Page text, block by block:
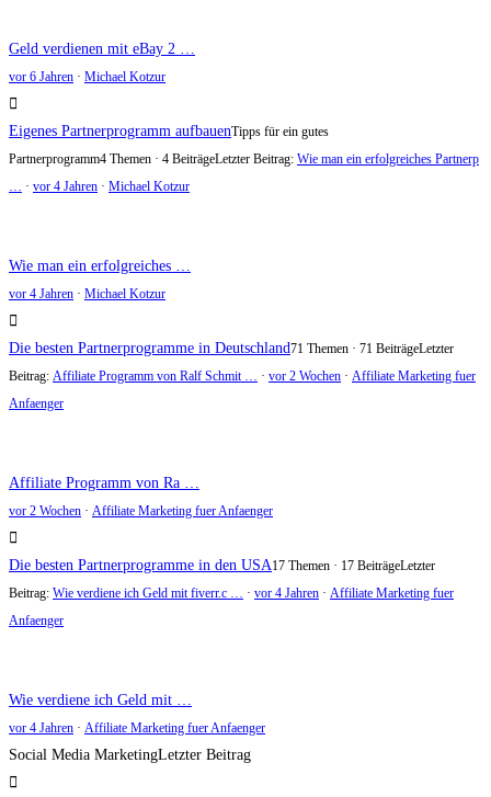
Geld verdienen mit eBay 2 …
vor 6 Jahren · Michael Kotzur
Eigenes Partnerprogramm aufbauenTipps für ein gutes
Partnerprogramm4 Themen · 4 BeiträgeLetzter Beitrag: Wie man ein erfolgreiches Partnerp
… · vor 4 Jahren · Michael Kotzur
Wie man ein erfolgreiches …
vor 4 Jahren · Michael Kotzur
Die besten Partnerprogramme in Deutschland71 Themen · 71 BeiträgeLetzter
Beitrag: Affiliate Programm von Ralf Schmit … · vor 2 Wochen · Affiliate Marketing fuer
Anfaenger
Affiliate Programm von Ra …
vor 2 Wochen · Affiliate Marketing fuer Anfaenger
Die besten Partnerprogramme in den USA17 Themen · 17 BeiträgeLetzter
Beitrag: Wie verdiene ich Geld mit fiverr.c … · vor 4 Jahren · Affiliate Marketing fuer
Anfaenger
Wie verdiene ich Geld mit …
vor 4 Jahren · Affiliate Marketing fuer Anfaenger
Social Media MarketingLetzter Beitrag